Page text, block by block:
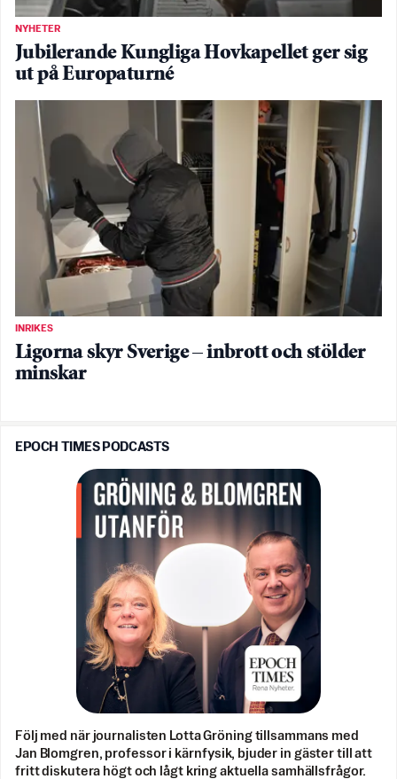
NYHETER
Jubilerande Kungliga Hovkapellet ger sig
ut på Europaturné
INRIKES
Ligorna skyr Sverige – inbrott och stölder
minskar
EPOCH TIMES PODCASTS
Följ med när journalisten Lotta Gröning tillsammans med
Jan Blomgren, professor i kärnfysik, bjuder in gäster till att
fritt diskutera högt och lågt kring aktuella samhällsfrågor.